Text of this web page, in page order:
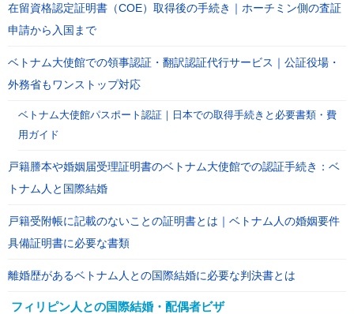
在留資格認定証明書（COE）取得後の手続き｜ホーチミン側の査証
申請から入国まで
ベトナム大使館での領事認証・翻訳認証代行サービス｜公証役場・
外務省もワンストップ対応
ベトナム大使館パスポート認証｜日本での取得手続きと必要書類・費
用ガイド
戸籍謄本や婚姻届受理証明書のベトナム大使館での認証手続き：ベ
トナム人と国際結婚
戸籍受附帳に記載のないことの証明書とは｜ベトナム人の婚姻要件
具備証明書に必要な書類
離婚歴があるベトナム人との国際結婚に必要な判決書とは
フィリピン人との国際結婚・配偶者ビザ